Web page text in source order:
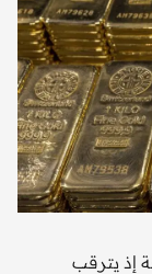
إذ يترقب